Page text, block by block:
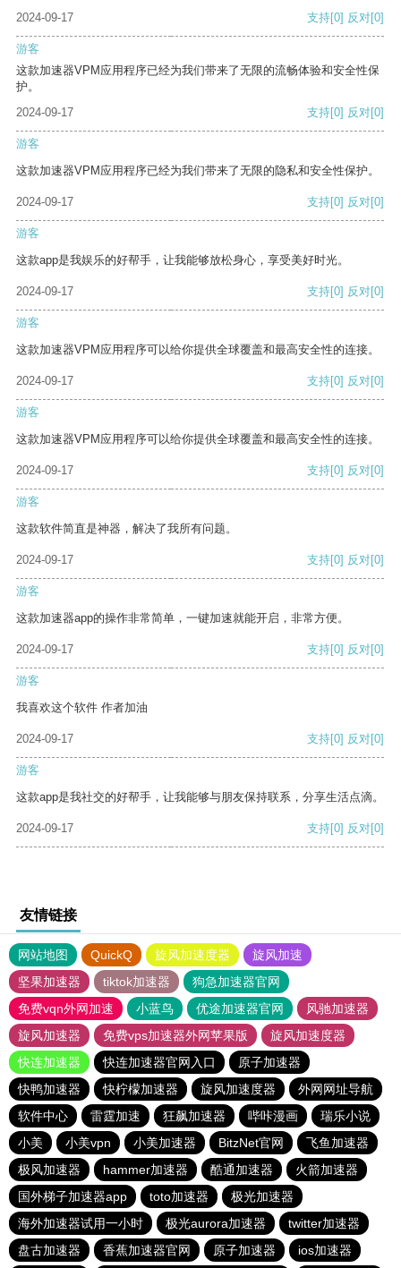
2024-09-17
支持[0] 反对[0]
游客
这款加速器VPM应用程序已经为我们带来了无限的流畅体验和安全性保
护。
2024-09-17
支持[0] 反对[0]
游客
这款加速器VPM应用程序已经为我们带来了无限的隐私和安全性保护。
2024-09-17 支持[0] 反对[0]
游客
这款app是我娱乐的好帮手，让我能够放松身心，享受美好时光。
2024-09-17 支持[0] 反对[0]
游客
这款加速器VPM应用程序可以给你提供全球覆盖和最高安全性的连接。
2024-09-17 支持[0] 反对[0]
游客
这款加速器VPM应用程序可以给你提供全球覆盖和最高安全性的连接。
2024-09-17 支持[0] 反对[0]
游客
这款软件简直是神器，解决了我所有问题。
2024-09-17 支持[0] 反对[0]
游客
这款加速器app的操作非常简单，一键加速就能开启，非常方便。
2024-09-17 支持[0] 反对[0]
游客
我喜欢这个软件 作者加油
2024-09-17 支持[0] 反对[0]
游客
这款app是我社交的好帮手，让我能够与朋友保持联系，分享生活点滴。
2024-09-17 支持[0] 反对[0]
友情链接
网站地图 QuickQ 旋风加速度器
旋风加速
坚果加速器
tiktok加速器
狗急加速器官网
免费vqn外网加速
小蓝鸟 优途加速器官网
风驰加速器
旋风加速器
免费vps加速器外网苹果版
旋风加速度器
快连加速器
快连加速器官网入口
原子加速器
快鸭加速器
快柠檬加速器 旋风加速度器
外网网址导航
软件中心
雷霆加速 狂飙加速器 哔咔漫画
瑞乐小说
小美
小美vpn 小美加速器 BitzNet官网
飞鱼加速器
极风加速器
hammer加速器 酷通加速器
火箭加速器
国外梯子加速器app
toto加速器
极光加速器
海外加速器试用一小时
极光aurora加速器
twitter加速器
盘古加速器
香蕉加速器官网 原子加速器 ios加速器